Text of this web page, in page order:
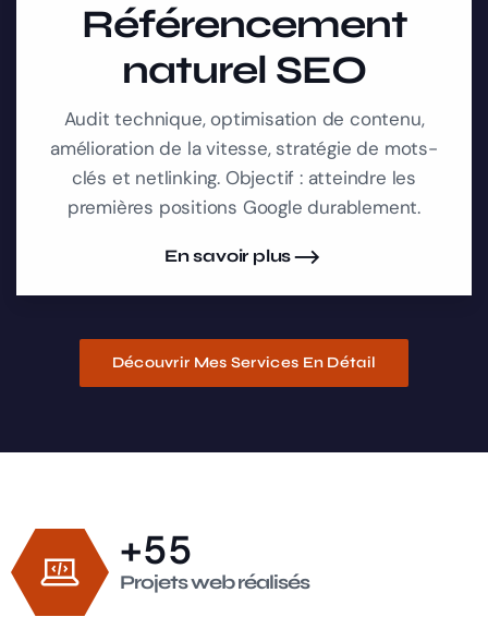
Référencement
naturel SEO
Audit technique, optimisation de contenu,
amélioration de la vitesse, stratégie de mots-
clés et netlinking. Objectif : atteindre les
premières positions Google durablement.
En savoir plus
Découvrir Mes Services En Détail
+55
Projets web réalisés